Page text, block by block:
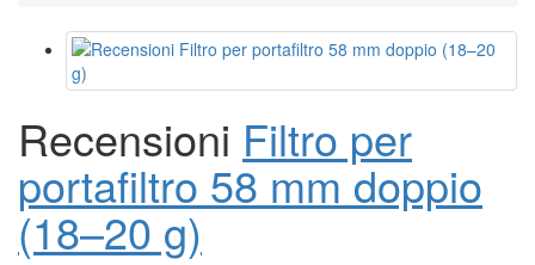
Recensioni Filtro per
portafiltro 58 mm doppio
(18–20 g)